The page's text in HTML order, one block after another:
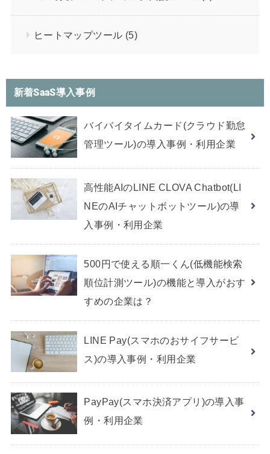
ヒートマップツール (5)
新着SaaS導入事例
バイバイタイムカード(クラウド勤怠
管理ツール)の導入事例・利用企業
高性能AIのLINE CLOVA Chatbot(LI
NEのAIチャットボットツール)の導
入事例・利用企業
500円で使える順一くん(低機能検索
順位計測ツール)の機能と導入がおす
すめの企業は？
LINE Pay(スマホのおサイフサービ
ス)の導入事例・利用企業
PayPay(スマホ決済アプリ)の導入事
例・利用企業